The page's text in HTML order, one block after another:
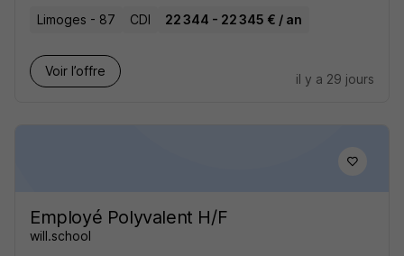
Limoges - 87 CDI 22 344 - 22 345 € / an
Voir l’offre
il y a 29 jours
Employé Polyvalent H/F
will.school